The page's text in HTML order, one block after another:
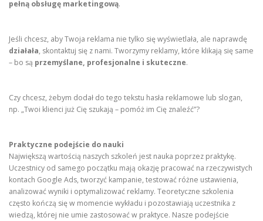
pełną obsługę marketingową.
Jeśli chcesz, aby Twoja reklama nie tylko się wyświetlała, ale naprawdę
działała, skontaktuj się z nami. Tworzymy reklamy, które klikają się same
– bo są przemyślane, profesjonalne i skuteczne.
Czy chcesz, żebym dodał do tego tekstu hasła reklamowe lub slogan,
np. „Twoi klienci już Cię szukają – pomóż im Cię znaleźć”?
Praktyczne podejście do nauki
Największą wartością naszych szkoleń jest nauka poprzez praktykę.
Uczestnicy od samego początku mają okazję pracować na rzeczywistych
kontach Google Ads, tworzyć kampanie, testować różne ustawienia,
analizować wyniki i optymalizować reklamy. Teoretyczne szkolenia
często kończą się w momencie wykładu i pozostawiają uczestnika z
wiedzą, której nie umie zastosować w praktyce. Nasze podejście